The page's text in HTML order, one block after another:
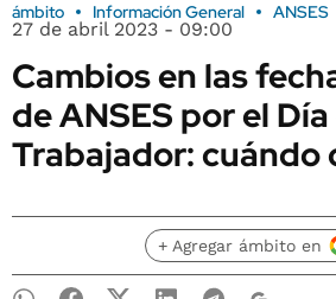
ámbito Información General ANSES
27 de abril 2023 - 09:00
Cambios en las
de ANSES por el
Trabajador: cuándo
+ Agregar ámbito en